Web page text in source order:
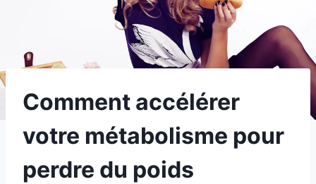
Comment accélérer
votre métabolisme pour
perdre du poids